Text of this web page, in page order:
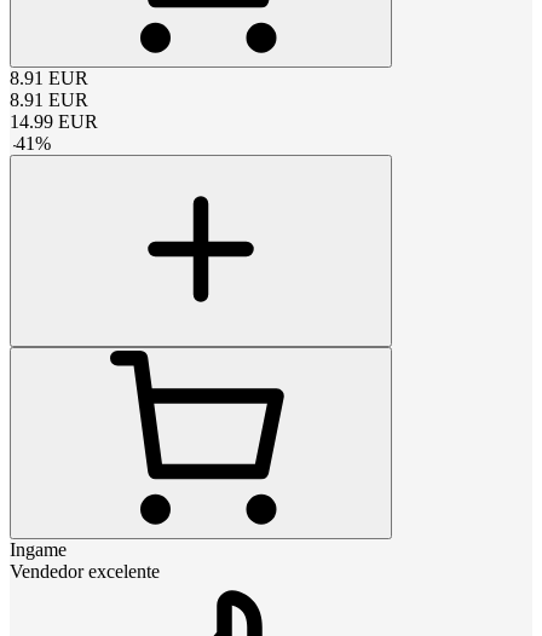
8.91 EUR
8.91 EUR
14.99 EUR
-41%
Ingame
Vendedor excelente